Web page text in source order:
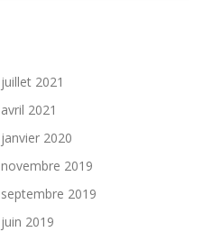
juillet 2021
avril 2021
janvier 2020
novembre 2019
septembre 2019
juin 2019